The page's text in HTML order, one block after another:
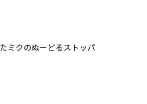
ミクのぬーどるストッパ